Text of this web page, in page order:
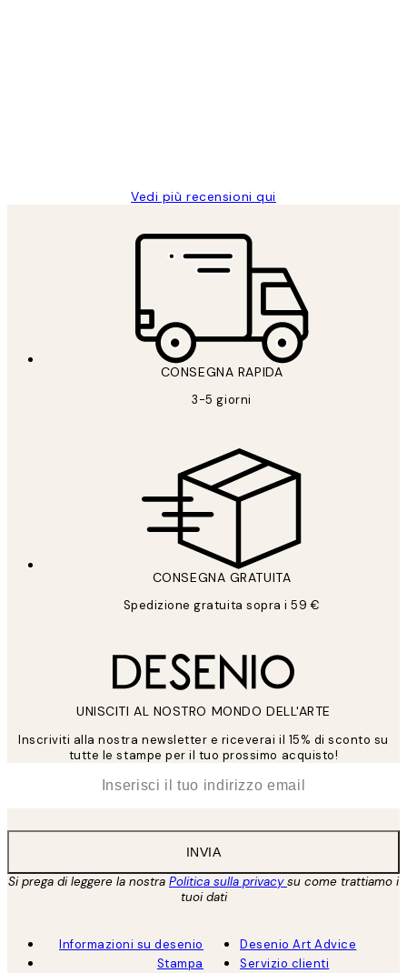
Vedi più recensioni qui
CONSEGNA RAPIDA
3-5 giorni
CONSEGNA GRATUITA
Spedizione gratuita sopra i 59 €
UNISCITI AL NOSTRO MONDO DELL'ARTE
Inscriviti alla nostra newsletter e riceverai il 15% di sconto su
tutte le stampe per il tuo prossimo acquisto!
INVIA
Si prega di leggere la nostra Politica sulla privacysu come trattiamo i
tuoi dati
Informazioni su desenio
Stampa
Desenio Art Advice
Servizio clienti